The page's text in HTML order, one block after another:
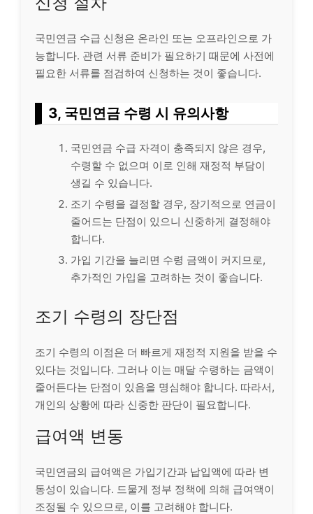
국민연금 수급 신청은 온라인 또는 오프라인으로 가
능합니다. 관련 서류 준비가 필요하기 때문에 사전에
필요한 서류를 점검하여 신청하는 것이 좋습니다.
3, 국민연금 수령 시 유의사항
국민연금 수급 자격이 충족되지 않은 경우,
수령할 수 없으며 이로 인해 재정적 부담이
생길 수 있습니다.
조기 수령을 결정할 경우, 장기적으로 연금이
줄어드는 단점이 있으니 신중하게 결정해야
합니다.
가입 기간을 늘리면 수령 금액이 커지므로,
추가적인 가입을 고려하는 것이 좋습니다.
조기 수령의 장단점
조기 수령의 이점은 더 빠르게 재정적 지원을 받을 수
있다는 것입니다. 그러나 이는 매달 수령하는 금액이
줄어든다는 단점이 있음을 명심해야 합니다. 따라서,
개인의 상황에 따라 신중한 판단이 필요합니다.
급여액 변동
국민연금의 급여액은 가입기간과 납입액에 따라 변
동성이 있습니다. 드물게 정부 정책에 의해 급여액이
조정될 수 있으므로, 이를 고려해야 합니다.